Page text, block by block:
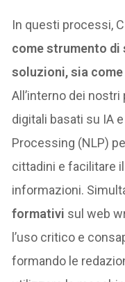
In questi processi,
come strumento
soluzioni, sia
All’interno dei
digitali basati su IA
Processing (NLP)
cittadini e facilitare
informazioni.
formativi sul web
l’uso critico e
formando le